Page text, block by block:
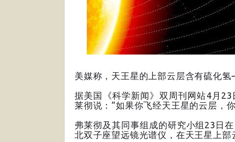
美媒称，天王星的上部云层含有硫化
据美国《科学新闻》双周刊网站4月
莱彻说：“如果你飞经天王星的云层，
弗莱彻及其同事组成的研究小组23日
北双子座望远镜光谱仪，在天王星上部